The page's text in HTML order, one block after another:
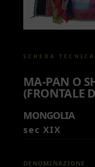
SCHEDA TECNICA
MA-PAN O
(FRONTALE
MONGOLIA
sec XIX
DENOMINAZIONE